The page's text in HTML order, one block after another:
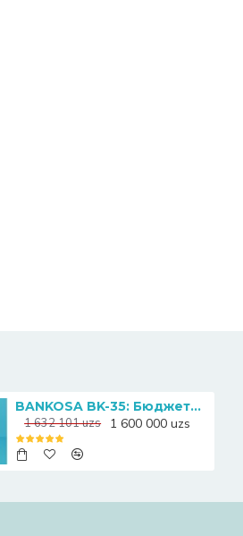
BANKOSA BK-35: Бюджетный счетчик банкнот для малого и среднего бизнеса
1 632 101 uzs
1 600 000 uzs